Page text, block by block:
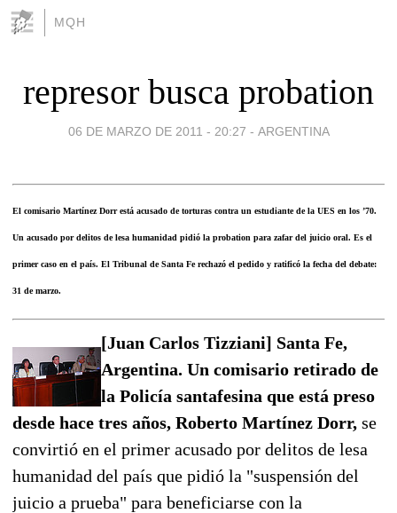
MQH
represor busca probation
06 DE MARZO DE 2011 - 20:27 - ARGENTINA
El comisario Martínez Dorr está acusado de torturas contra un estudiante de la UES en los ’70.
Un acusado por delitos de lesa humanidad pidió la probation para zafar del juicio oral. Es el
primer caso en el país. El Tribunal de Santa Fe rechazó el pedido y ratificó la fecha del debate:
31 de marzo.
[Juan Carlos Tizziani] Santa Fe,
Argentina. Un comisario retirado de
la Policía santafesina que está preso
desde hace tres años, Roberto Martínez Dorr, se
convirtió en el primer acusado por delitos de lesa
humanidad del país que pidió la "suspensión del
juicio a prueba" para beneficiarse con la